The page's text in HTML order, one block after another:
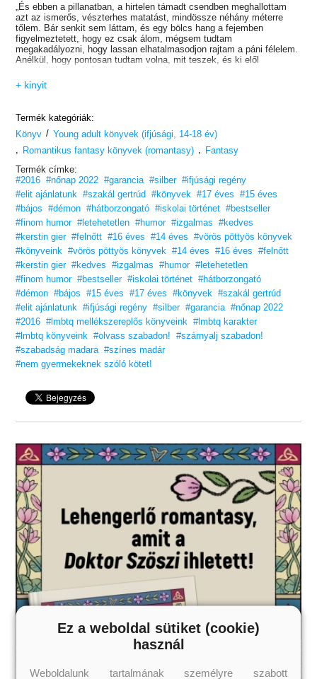
„És ebben a pillanatban, a hirtelen támadt csendben meghallottam
azt az ismerős, vészterhes matatást, mindössze néhány méterre
tőlem. Bár senkit sem láttam, és egy bölcs hang a fejemben
figyelmeztetett, hogy ez csak álom, mégsem tudtam
megakadályozni, hogy lassan elhatalmasodjon rajtam a páni félelem.
Anélkül, hogy pontosan tudtam volna, mit teszek, és ki elől
menekülök, ismét futásnak eredtem.”
Liv meg van rökönyödve: Secrecy ismeri a legféltettebb titkait! De
alak garázdálkodik éjjelente az álomvilág végtelen folyosóin? És
miért kezdett el Liv húga, Mia hirtelen alva járni?
A rémálmok, a rejtélyes találkozások és a vad üldözés nem épp a
pihentető alvás velejárói, ráadásul Livnek napközben is meg kell
küzdenie egy újdonsült patchwork család minden problémájával,
beleértve az intrikus nagymamát is.
Álmodj tovább, álmodó!
+ kinyit
Termék kategóriák:
Könyv / Young adult könyvek (ifjúsági, 14-18 év)
, Romantikus fantasy könyvek (romantasy) , Fantasy
Termék címke:
#2016 #nőnap 2022 #garancia #silber #ifjúsági regény
#elit ajánlatunk
#szakál gertrúd #könyvek #17 éves
#15 éves
#bájos
#démon #hátborzongató #iskolai történet #bestseller
#finom humor #letehetetlen #humor #izgalmas
#kedves
#kerstin gier #felnőtt #16 éves #14 éves
#vörös pöttyös könyvek
#könyveink
#vörös pöttyös könyvek #14 éves #16 éves
#felnőtt
#kerstin gier #kedves #izgalmas #humor #letehetetlen
#finom humor #bestseller #iskolai történet #hátborzongató
#démon #bájos #15 éves #17 éves #könyvek
#szakál gertrúd
#elit ajánlatunk
#ifjúsági regény #silber #garancia #nőnap 2022
#2016 #lmbtq mellékszereplős könyveink
#lmbtq karakter
#lmbtq könyveink
#olvass szabadon!
#szárnyalj szabadon!
#szabadság madara #színes madár
#nem gyermekeknek szóló kötet!
Ez a weboldal sütiket (cookie)
használ
Weboldalunk tartalmának személyre szabott